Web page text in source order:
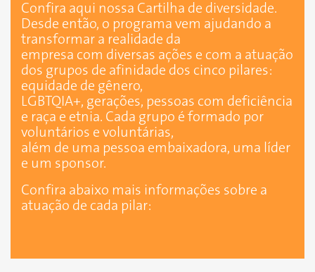
Confira aqui nossa Cartilha de diversidade.
Desde então, o programa vem ajudando a
transformar a realidade da
empresa com diversas ações e com a atuação
dos grupos de afinidade dos cinco pilares:
equidade de gênero,
LGBTQIA+, gerações, pessoas com deficiência
e raça e etnia. Cada grupo é formado por
voluntários e voluntárias,
além de uma pessoa embaixadora, uma líder
e um sponsor.
Confira abaixo mais informações sobre a
atuação de cada pilar: